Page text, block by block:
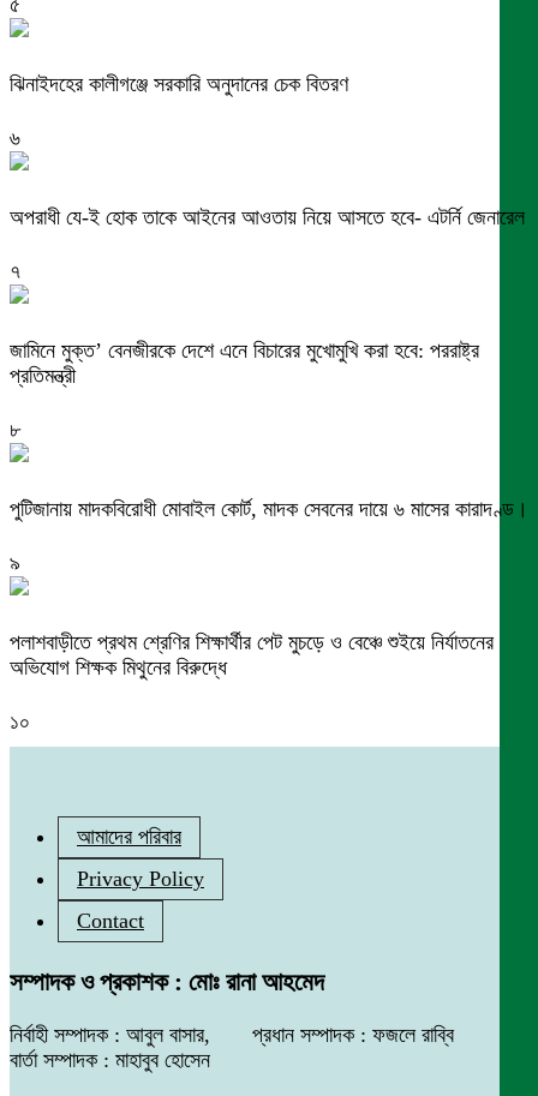
৫
ঝিনাইদহের কালীগঞ্জে সরকারি অনুদানের চেক বিতরণ
৬
অপরাধী যে-ই হোক তাকে আইনের আওতায় নিয়ে আসতে হবে- এটর্নি জেনারেল
৭
জামিনে মুক্ত’ বেনজীরকে দেশে এনে বিচারের মুখোমুখি করা হবে: পররাষ্ট্র
প্রতিমন্ত্রী
৮
পুটিজানায় মাদকবিরোধী মোবাইল কোর্ট, মাদক সেবনের দায়ে ৬ মাসের কারাদণ্ড।
৯
পলাশবাড়ীতে প্রথম শ্রেণির শিক্ষার্থীর পেট মুচড়ে ও বেঞ্চে শুইয়ে নির্যাতনের
অভিযোগ শিক্ষক মিথুনের বিরুদ্ধে
১০
আমাদের পরিবার
Privacy Policy
Contact
সম্পাদক ও প্রকাশক : মোঃ রানা আহমেদ
নির্বাহী সম্পাদক : আবুল বাসার, প্রধান সম্পাদক : ফজলে রাব্বি
বার্তা সম্পাদক : মাহাবুব হোসেন